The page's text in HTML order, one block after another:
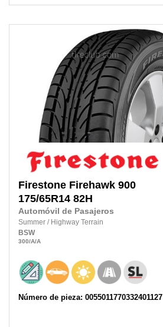
Firestone Firehawk 900
175/65R14 82H
Automóvil de Pasajeros
Summer / Highway Terrain
BSW
300/A/A
Número de pieza: 0055011770332401127